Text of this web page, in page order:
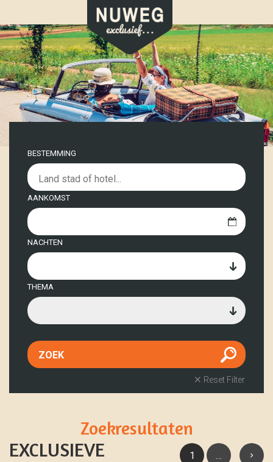
BESTEMMING
AANKOMST
NACHTEN
THEMA
Reset Filter
Zoekresultaten
1 …
EXCLUSIEVE